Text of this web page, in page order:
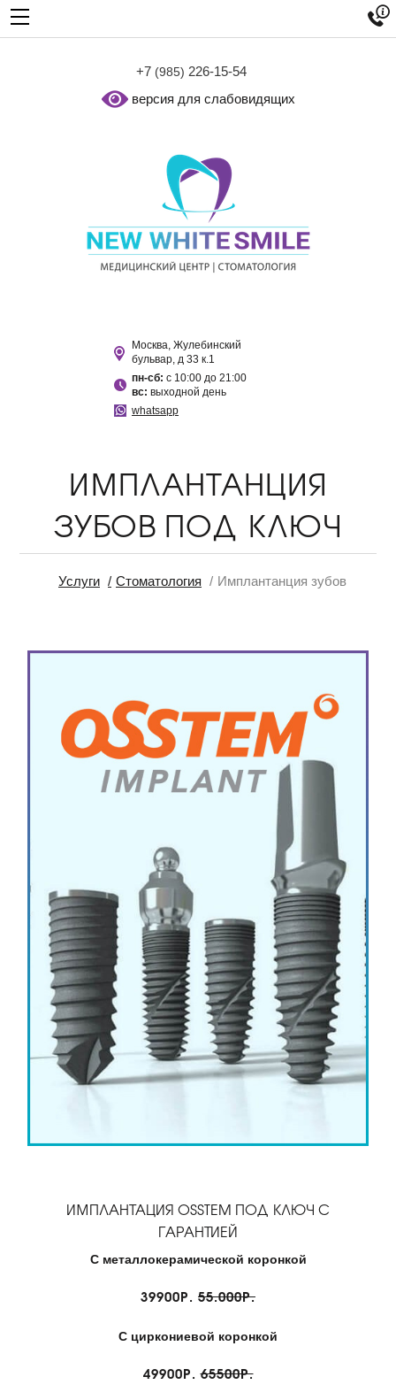
+7 (985) 226-15-54
версия для слабовидящих
Москва, Жулебинский
бульвар, д 33 к.1
пн-сб: с 10:00 до 21:00
вс: выходной день
whatsapp

ИМПЛАНТАНЦИЯ
ЗУБОВ ПОД КЛЮЧ
Услуги Стоматология Имплантанция зубов
ИМПЛАНТАЦИЯ OSSTEM ПОД КЛЮЧ С
ГАРАНТИЕЙ
С металлокерамической коронкой
39900Р. 55.000Р.
С циркониевой коронкой
49900Р.65500Р.